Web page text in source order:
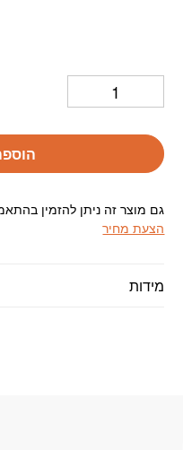
גם מוצר זה ניתן להזמין
הצעת מחיר
מידות